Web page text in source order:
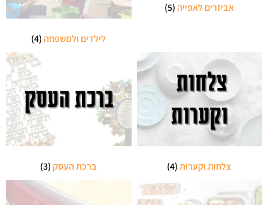
אביזרים לאפייה(5)
לילדים ולמשפחה(4)
צלחות וקערות(4) ברכת העסק(3)